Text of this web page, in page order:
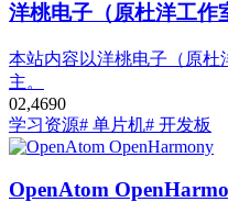
洋桃电子（原杜洋工作
本站内容以洋桃电子（原杜
主。
02,4690
学习资源# 单片机# 开发板
OpenAtom